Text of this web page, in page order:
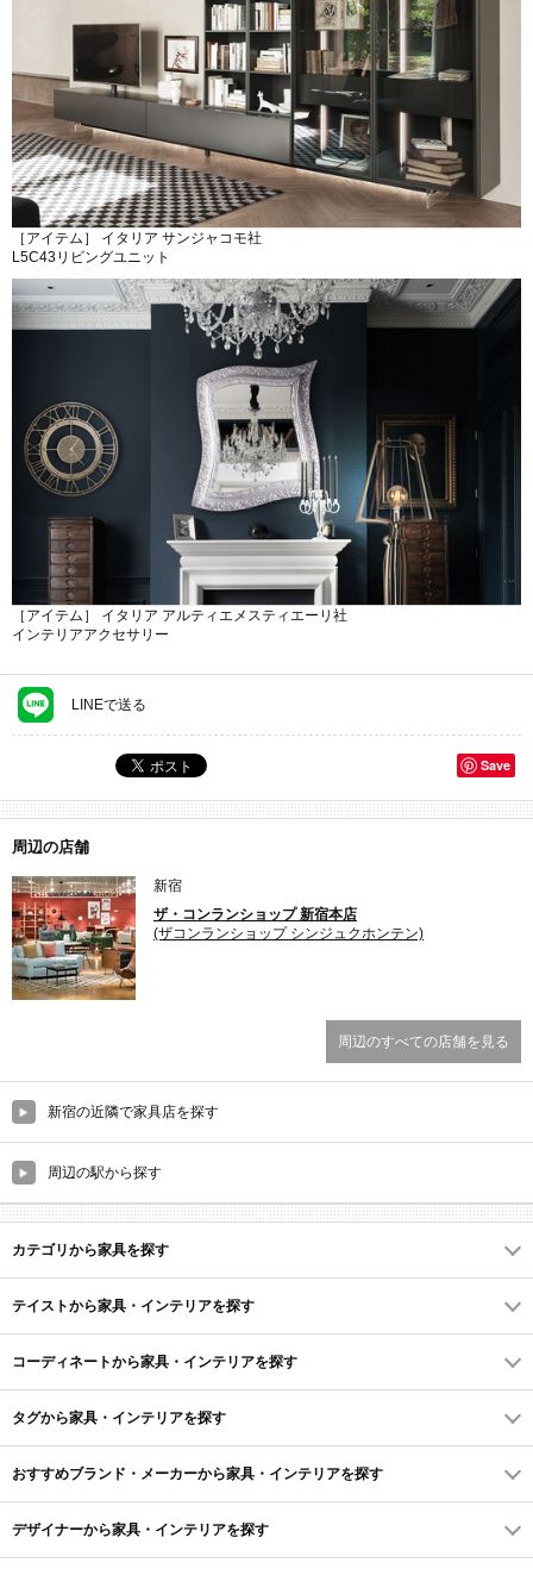
［アイテム］ イタリア サンジャコモ社
L5C43リビングユニット
［アイテム］ イタリア アルティエメスティエーリ社
インテリアアクセサリー
LINEで送る
Save
周辺の店舗
新宿
ザ・コンランショップ 新宿本店
(ザコンランショップ シンジュクホンテン)
周辺のすべての店舗を見る
新宿の近隣で家具店を探す
周辺の駅から探す
カテゴリから家具を探す
テイストから家具・インテリアを探す
コーディネートから家具・インテリアを探す
タグから家具・インテリアを探す
おすすめブランド・メーカーから家具・インテリアを探す
デザイナーから家具・インテリアを探す